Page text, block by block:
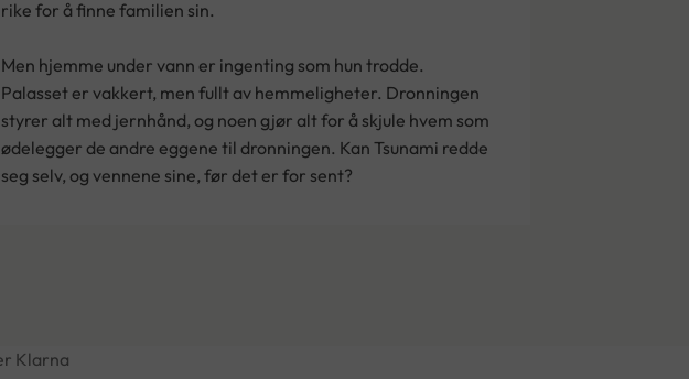
rike for å finne familien sin.
Men hjemme under vann er ingenting som hun trodde.
Palasset er vakkert, men fullt av hemmeligheter. Dronningen
styrer alt med jernhånd, og noen gjør alt for å skjule hvem som
ødelegger de andre eggene til dronningen. Kan Tsunami redde
seg selv, og vennene sine, før det er for sent?